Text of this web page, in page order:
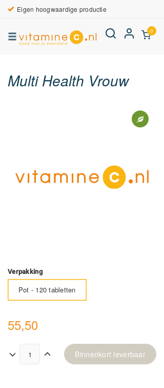
Eigen hoogwaardige productie
0
Multi Health Vrouw
Verpakking
Pot - 120 tabletten
55,50
Binnenkort leverbaar